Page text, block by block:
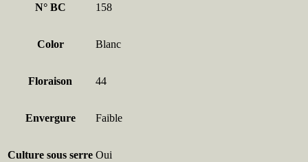
N° BC 158
Color Blanc
Floraison 44
Envergure Faible
Culture sous serre Oui